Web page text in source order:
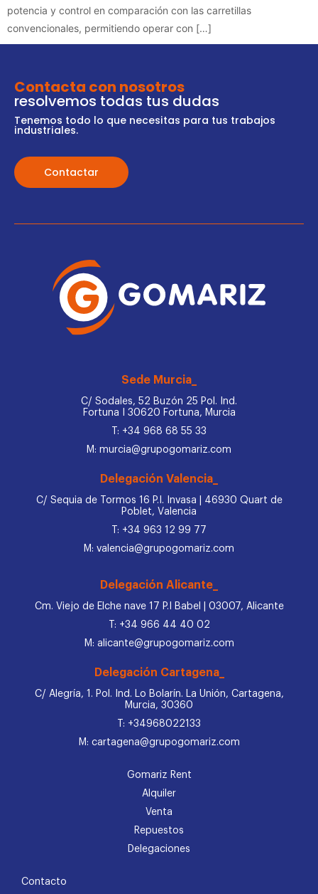
potencia y control en comparación con las carretillas
convencionales, permitiendo operar con […]
Contacta con nosotros
resolvemos todas tus dudas
Tenemos todo lo que necesitas para tus trabajos
industriales.
Contactar
Sede Murcia_
C/ Sodales, 52 Buzón 25 Pol. Ind.
Fortuna I 30620 Fortuna, Murcia
T: +34 968 68 55 33
M: murcia@grupogomariz.com
Delegación Valencia_
C/ Sequia de Tormos 16 P.I. Invasa | 46930 Quart de
Poblet, Valencia
T: +34 963 12 99 77
M: valencia@grupogomariz.com
Delegación Alicante_
Cm. Viejo de Elche nave 17 P.I Babel | 03007, Alicante
T: +34 966 44 40 02
M: alicante@grupogomariz.com
Delegación Cartagena_
C/ Alegría, 1. Pol. Ind. Lo Bolarín. La Unión, Cartagena,
Murcia, 30360
T: +34968022133
M: cartagena@grupogomariz.com
Gomariz Rent
Alquiler
Venta
Repuestos
Delegaciones
Contacto